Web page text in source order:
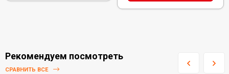
Рекомендуем посмотреть
СРАВНИТЬ ВСЕ